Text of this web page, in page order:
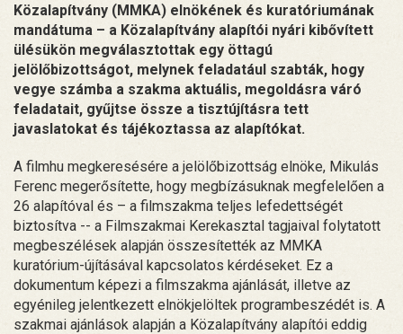
Közalapítvány (MMKA) elnökének és kuratóriumának
mandátuma – a Közalapítvány alapítói nyári kibővített
ülésükön megválasztottak egy öttagú
jelölőbizottságot, melynek feladatául szabták, hogy
vegye számba a szakma aktuális, megoldásra váró
feladatait, gyűjtse össze a tisztújításra tett
javaslatokat és tájékoztassa az alapítókat.
A filmhu megkeresésére a jelölőbizottság elnöke, Mikulás
Ferenc megerősítette, hogy megbízásuknak megfelelően a
26 alapítóval és – a filmszakma teljes lefedettségét
biztosítva -- a Filmszakmai Kerekasztal tagjaival folytatott
megbeszélések alapján összesítették az MMKA
kuratórium-újításával kapcsolatos kérdéseket. Ez a
dokumentum képezi a filmszakma ajánlását, illetve az
egyénileg jelentkezett elnökjelöltek programbeszédét is. A
szakmai ajánlások alapján a Közalapítvány alapítói eddig